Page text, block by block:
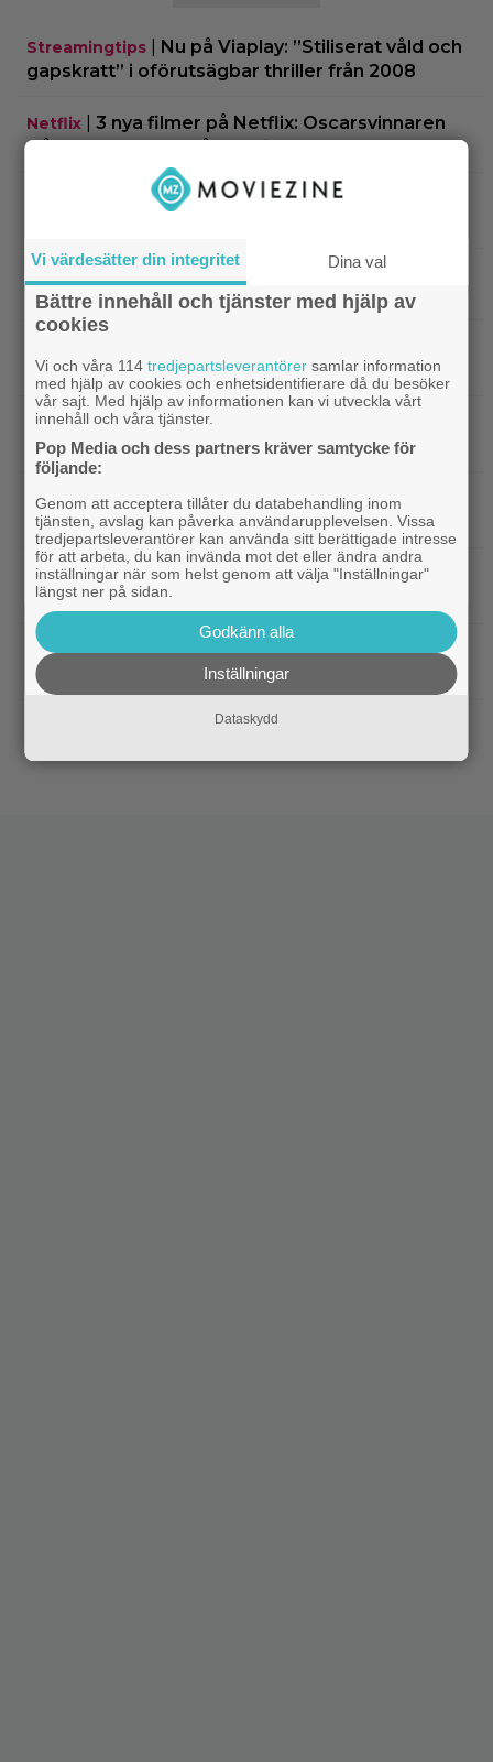
Streamingtips
Nu på Viaplay: ”Stiliserat våld och
gapskratt” i oförutsägbar thriller från 2008
Netflix
3 nya filmer på Netflix: Oscarsvinnaren
från 2025 klättrar på topplistan
Efter 25 Beckfilmer – Anna Asp
IKEA hyllas världen över – efter briljant blinkning
till Alexander Skarsgård
Robin Williams favorit: ”Min bästa film”
HBO Max|Två nya skådisar redo att skapa
drama i ”Heated Rivalry” säsong 2
Netflix|Netflix har stängt in en snubbe i en
reklamskylt – PR-tricket som får LA att titta upp
Dokumentär| Hör Sveriges märkligaste skratt i
trailern till ”Bäst i världen”
Bioaktuellt|Ny milstolpe för ”The Odyssey” –
kan bli Nolans mest inkomstbringande film
Dwayne Johnson försvarar ”Vaiana”
Vi värdesätter din integritet Dina val
Bättre innehåll och tjänster med hjälp av
cookies
Vi och våra 114tredjepartsleverantörer samlar information
med hjälp av cookies och enhetsidentifierare då du besöker
vår sajt. Med hjälp av informationen kan vi utveckla vårt
innehåll och våra tjänster.
Pop Media och dess partners kräver samtycke för
följande:
Genom att acceptera tillåter du databehandling inom
tjänsten, avslag kan påverka användarupplevelsen. Vissa
tredjepartsleverantörer kan använda sitt berättigade intresse
för att arbeta, du kan invända mot det eller ändra andra
inställningar när som helst genom att välja "Inställningar"
längst ner på sidan.
Godkänn alla
Inställningar
Dataskydd